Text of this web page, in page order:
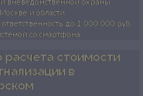
и области
до 1 000 000 руб.
со смартфона
расчета стоимости
в